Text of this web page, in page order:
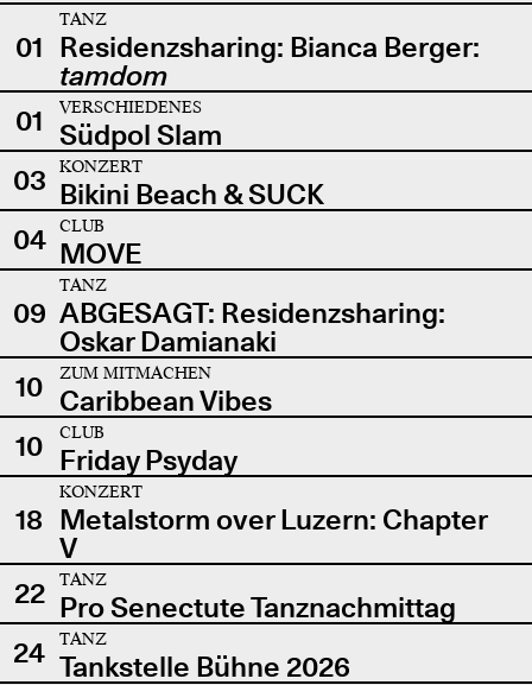
01
TANZ
Residenzsharing: Bianca Berger:
tamdom
01
VERSCHIEDENES
Südpol Slam
03
KONZERT
Bikini Beach & SUCK
04
CLUB
MOVE
09
TANZ
ABGESAGT: Residenzsharing:
Oskar Damianaki
10
ZUM MITMACHEN
Caribbean Vibes
10
CLUB
Friday Psyday
18
KONZERT
Metalstorm over Luzern: Chapter
V
22
TANZ
Pro Senectute Tanznachmittag
24
TANZ
Tankstelle Bühne 2026